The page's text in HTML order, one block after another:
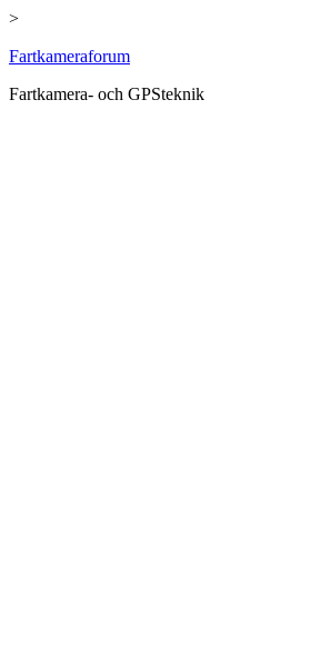
>
Hoppa
innehåll
Fartkameraforum
Fartkamera- och GPSteknik